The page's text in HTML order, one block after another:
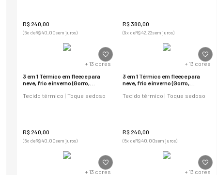
R$ 240 00
(6x deR$40,00sem juros)
R$ 380 00
(9x deR$42,22sem juros)
+ 13 cores
3 em 1 Térmico em fleece para
neve, frio e inverno (Gorro,
Tecido térmico | Toque sedoso
R$ 240 00
(6x deR$40,00sem juros)
+ 13 cores
3 em 1 Térmico em fleece para
neve, frio e inverno (Gorro,
Tecido térmico | Toque sedoso
R$ 240 00
(6x deR$40,00sem juros)
+ 13 cores
+ 13 cores